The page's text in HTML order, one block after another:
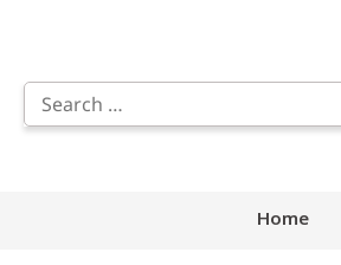
content
Search
for:
Home